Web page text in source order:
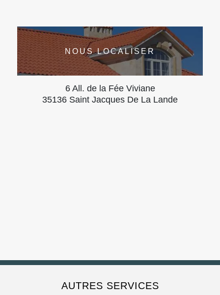
NOUS LOCALISER
6 All. de la Fée Viviane
35136 Saint Jacques De La Lande
AUTRES SERVICES